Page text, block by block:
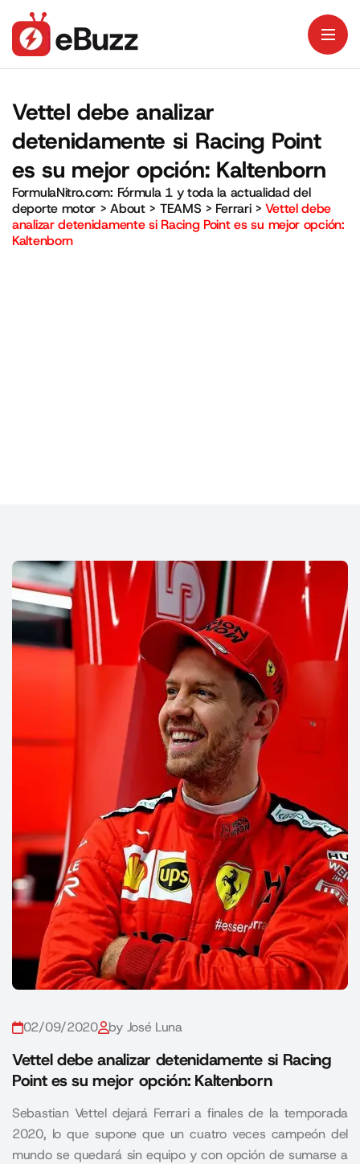
Vettel debe analizar
detenidamente si Racing Point
es su mejor opción: Kaltenborn
FormulaNitro.com: Fórmula 1 y toda la actualidad del
deporte motor >About> TEAMS > Ferrari>Vettel debe
analizar detenidamente si Racing Point es su mejor opción:
Kaltenborn
02/09/2020 by José Luna
Vettel debe analizar detenidamente si Racing
Point es su mejor opción: Kaltenborn
Sebastian Vettel dejará Ferrari a finales de la temporada
2020, lo que supone que un cuatro veces campeón del
mundo se quedará sin equipo y con opción de sumarse a